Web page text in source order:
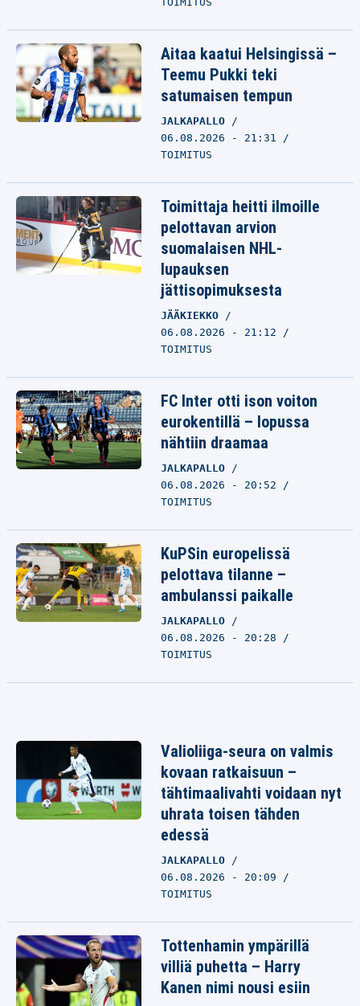
Aitaa kaatui Helsingissä –
Teemu Pukki teki
satumaisen tempun
JALKAPALLO
06.08.2026 - 21:31
TOIMITUS
Toimittaja heitti ilmoille
pelottavan arvion
suomalaisen NHL-
lupauksen
jättisopimuksesta
JÄÄKIEKKO
06.08.2026 - 21:12
TOIMITUS
FC Inter otti ison voiton
eurokentillä – lopussa
nähtiin draamaa
JALKAPALLO
06.08.2026 - 20:52
TOIMITUS
KuPSin europelissä
pelottava tilanne –
ambulanssi paikalle
JALKAPALLO
06.08.2026 - 20:28
TOIMITUS
Valioliiga-seura on valmis
kovaan ratkaisuun –
tähtimaalivahti voidaan nyt
uhrata toisen tähden
edessä
JALKAPALLO
06.08.2026 - 20:09
TOIMITUS
Tottenhamin ympärillä
villiä puhetta – Harry
Kanen nimi nousi esiin